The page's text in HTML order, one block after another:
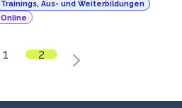
Trainings, Aus- und Weiterbildungen
Online
1 2